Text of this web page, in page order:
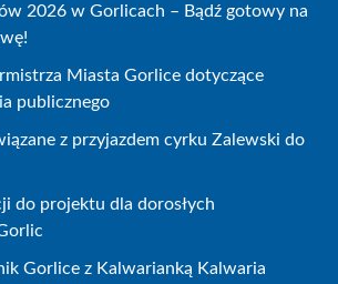
2026 w Gorlicach – Bądź gotowy na
Miasta Gorlice dotyczące
publicznego
z przyjazdem cyrku Zalewski do
do projektu dla dorosłych
Gorlice z Kalwarianką Kalwaria